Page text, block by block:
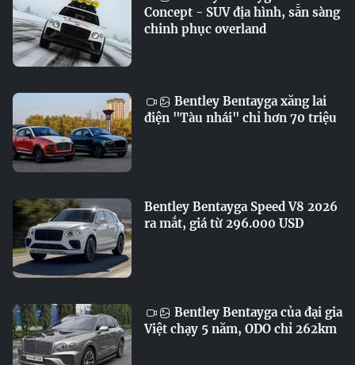
Concept - SUV địa hình, sẵn sàng
chinh phục overland
Bentley Bentayga xăng lai
điện "Tàu nhái" chỉ hơn 70 triệu
Bentley Bentayga Speed V8 2026
ra mắt, giá từ 296.000 USD
Bentley Bentayga của đại gia
Việt chạy 5 năm, ODO chỉ 262km